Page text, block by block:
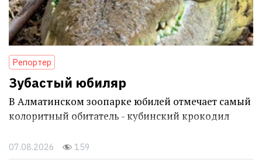
Репортер
Зубастый юбиляр
В Алматинском зоопарке юбилей отмечает самый
колоритный обитатель - кубинский крокодил
07.08.2026 159